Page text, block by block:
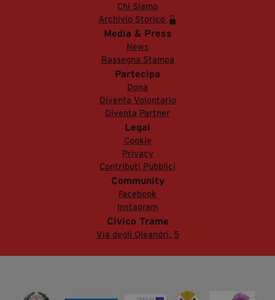
Chi Siamo
Archivio Storico
Media & Press
News
Rassegna Stampa
Partecipa
Dona
Diventa Volontario
Diventa Partner
Legal
Cookie
Privacy
Contributi Pubblici
Community
Facebook
Instagram
Civico Trame
Via degli Oleandri, 5